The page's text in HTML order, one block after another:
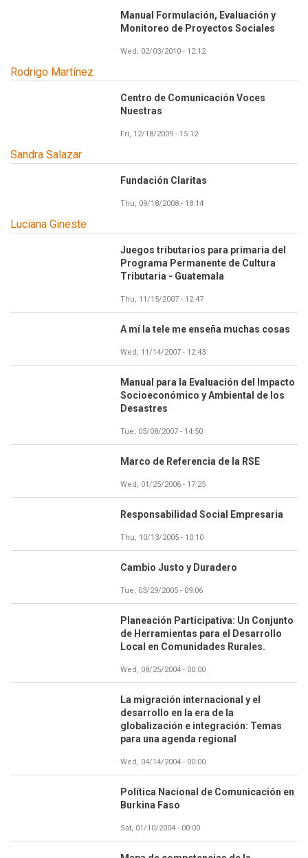
Manual Formulación, Evaluación y
Monitoreo de Proyectos Sociales
Wed, 02/03/2010 - 12:12
Rodrigo Martínez
Centro de Comunicación Voces
Nuestras
Fri, 12/18/2009 - 15:12
Sandra Salazar
Fundación Claritas
Thu, 09/18/2008 - 18:14
Luciana Gineste
Juegos tributarios para primaria del
Programa Permanente de Cultura
Tributaria - Guatemala
Thu, 11/15/2007 - 12:47
A mí la tele me enseña muchas cosas
Wed, 11/14/2007 - 12:43
Manual para la Evaluación del Impacto
Socioeconómico y Ambiental de los
Desastres
Tue, 05/08/2007 - 14:50
Marco de Referencia de la RSE
Wed, 01/25/2006 - 17:25
Responsabilidad Social Empresaria
Thu, 10/13/2005 - 10:10
Cambio Justo y Duradero
Tue, 03/29/2005 - 09:06
Planeación Participativa: Un Conjunto
de Herramientas para el Desarrollo
Local en Comunidades Rurales.
Wed, 08/25/2004 - 00:00
La migración internacional y el
desarrollo en la era de la
globalización e integración: Temas
para una agenda regional
Wed, 04/14/2004 - 00:00
Política Nacional de Comunicación en
Burkina Faso
Sat, 01/10/2004 - 00:00